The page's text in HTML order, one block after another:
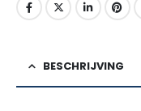
BESCHRIJVING